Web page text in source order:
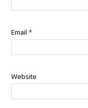
Email*
Website